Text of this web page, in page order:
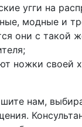
угги на
модные и
они с такой
ножки своей
нам,